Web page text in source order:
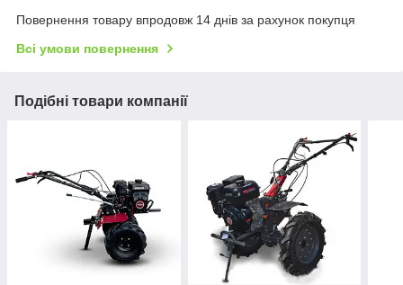
Повернення товару впродовж 14 днів за рахунок покупця
Всі умови повернення
Подібні товари компанії